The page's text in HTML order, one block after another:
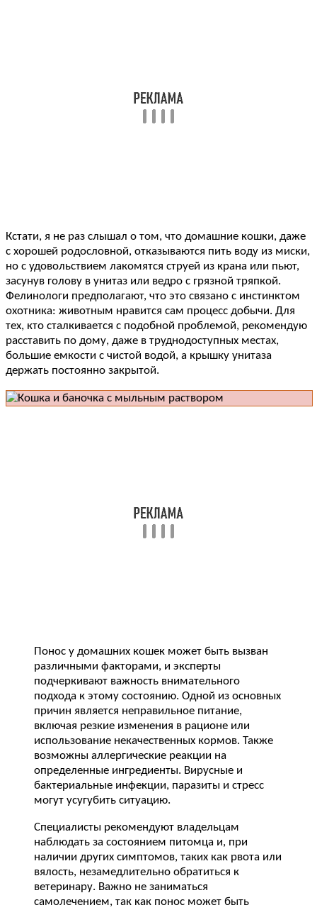
Кстати, я не раз слышал о том, что домашние кошки, даже
с хорошей родословной, отказываются пить воду из миски,
но с удовольствием лакомятся струей из крана или пьют,
засунув голову в унитаз или ведро с грязной тряпкой.
Фелинологи предполагают, что это связано с инстинктом
охотника: животным нравится сам процесс добычи. Для
тех, кто сталкивается с подобной проблемой, рекомендую
расставить по дому, даже в труднодоступных местах,
большие емкости с чистой водой, а крышку унитаза
держать постоянно закрытой.
Понос у домашних кошек может быть вызван
различными факторами, и эксперты
подчеркивают важность внимательного
подхода к этому состоянию. Одной из основных
причин является неправильное питание,
включая резкие изменения в рационе или
использование некачественных кормов. Также
возможны аллергические реакции на
определенные ингредиенты. Вирусные и
бактериальные инфекции, паразиты и стресс
могут усугубить ситуацию.
Специалисты рекомендуют владельцам
наблюдать за состоянием питомца и, при
наличии других симптомов, таких как рвота или
вялость, незамедлительно обратиться к
ветеринару. Важно не заниматься
самолечением, так как понос может быть